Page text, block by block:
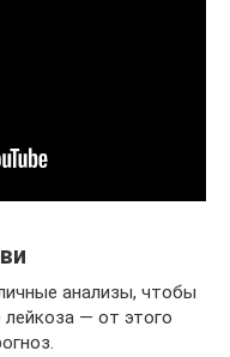
анализы, чтобы
— от этого